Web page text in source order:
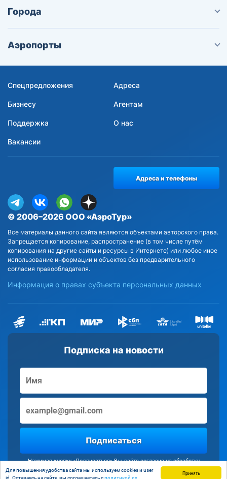
Принять
Для повышения удобства сайта мы используем cookies и user
id. Оставаясь на сайте, вы соглашаетесь сполитикой их
Города
Аэропорты
Спецпредложения Адреса
Бизнесу Агентам
Поддержка О нас
Вакансии
Подписка на новости
Подписаться
Нажимая кнопку «Подписаться» Вы даёте согласие на обработку
персональных данных
© 2006–2026 ООО «АэроТур»
Все материалы данного сайта являются объектами авторского права.
Запрещается копирование, распространение (в том числе путём
копирования на другие сайты и ресурсы в Интернете) или любое иное
использование информации и объектов без предварительного
согласия правообладателя.
Информация о правах субъекта персональных данных
Адреса и телефоны